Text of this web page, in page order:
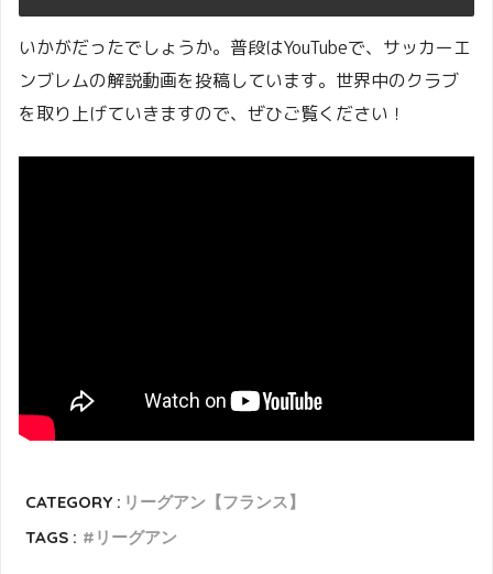
いかがだったでしょうか。普段はYouTubeで、サッカーエ
ンブレムの解説動画を投稿しています。世界中のクラブ
を取り上げていきますので、ぜひご覧ください！
CATEGORY : リーグアン【フランス】
TAGS :
リーグアン